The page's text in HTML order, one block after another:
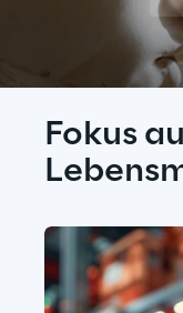
Fokus